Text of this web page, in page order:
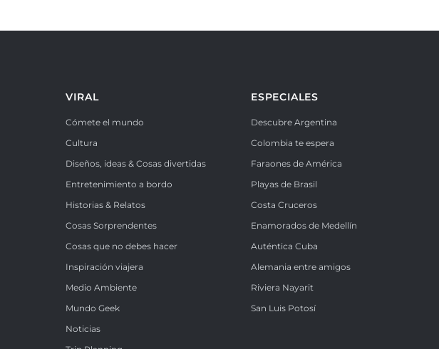
VIRAL
Cómete el mundo
Cultura
Diseños, ideas & Cosas divertidas
Entretenimiento a bordo
Historias & Relatos
Cosas Sorprendentes
Cosas que no debes hacer
Inspiración viajera
Medio Ambiente
Mundo Geek
Noticias
ESPECIALES
Descubre Argentina
Colombia te espera
Faraones de América
Playas de Brasil
Costa Cruceros
Enamorados de Medellín
Auténtica Cuba
Alemania entre amigos
Riviera Nayarit
San Luis Potosí